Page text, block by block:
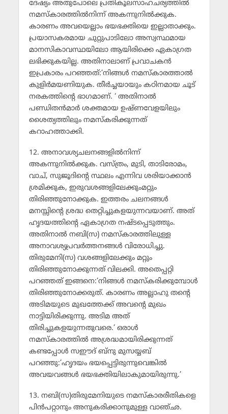
ദേഷ്യം അതുപോലെ പ്രതികൂലസാഹചര്യത്തില്‍
നമസ്‌കാരത്തില്‍നിന്ന് അകന്നുനില്‍ക്കുക.
കാരണം അവയെല്ലാം ഭയഭക്തിയെ ഇല്ലാതാക്കും.
പ്രയാസകരമായ ചുറ്റുപാടിലോ അസ്വസ്ഥമായ
മാനസികാവസ്ഥയിലോ ആയിരിക്കെ ഏകാഗ്രത
ലഭിക്കുകയില്ല. അതിനാലാണ് പ്രവാചകന്‍
ഇപ്രകാരം പറഞ്ഞത്:’നിങ്ങള്‍ നമസ്‌കാരത്താല്‍
കുളിര്‍മയണിയുക. തീര്‍ച്ചയായും കഠിനമായ ചൂട്
നരകത്തിന്റെ ഭാഗമാണ്. ‘ അതിനാല്‍
പണ്ഡിതന്‍മാര്‍ ശക്തമായ ഉഷ്ണവേളയിലും
ശൈത്യത്തിലും നമസ്‌കരിക്കുന്നത്
കറാഹത്താക്കി.
12. അനാവശ്യചലനങ്ങളില്‍നിന്ന്
അകന്നുനില്‍ക്കുക. വസ്ത്രം, മുടി, താടിരോമം,
വാച്, സുജൂദിന്റെ സ്ഥലം എന്നിവ ശരിയാക്കാന്‍
ശ്രമിക്കുക, ഇരുവശങ്ങളിലേക്കുംമറ്റും
തിരിഞ്ഞുനോക്കുക. ഇത്തരം ചലനങ്ങള്‍
മനസ്സിന്റെ ശ്രദ്ധ തെറ്റിച്ചുകളയുന്നവയാണ്. അത്
ഹൃദയത്തിന്റെ ഏകാഗ്രത നഷ്ടപ്പെടുത്തും.
അതിനാല്‍ നബി(സ) നമസ്‌കാരത്തിലുള്ള
അനാവശ്യപ്രവര്‍ത്തനങ്ങള്‍ വിരോധിച്ചു.
തിരുമേനി(സ) വശങ്ങളിലേക്കും മറ്റും
തിരിഞ്ഞുനോക്കുന്നത് വിലക്കി. അതെപ്പറ്റി
പറഞ്ഞത് ഇങ്ങനെ:’നിങ്ങള്‍ നമസ്‌കരിക്കുമ്പോള്‍
തിരിഞ്ഞുനോക്കരുത്. കാരണം അല്ലാഹു തന്റെ
അടിമയുടെ മുഖത്തേക്ക് അവന്റെ മുഖം
നാട്ടിയിരിക്കുന്നു. അടിമ അത്
തിരിച്ചുകളയുന്നതുവരെ.’ ഒരാള്‍
നമസ്‌കാരത്തില്‍ അശ്രദ്ധമായിരിക്കുന്നത്
കണ്ടപ്പോള്‍ സഈദ് ബ്‌നു മുസയ്യബ്
പറഞ്ഞു:’ഹൃദയം ഭയപ്പെട്ടിരുന്നുവെങ്കില്‍
അവയവങ്ങള്‍ ഭയഭക്തിയിലാകുമായിരുന്നു.’
13. നബി(സ)തിരുമേനിയുടെ നമസ്‌കാരരീതികളെ
പിന്‍പറ്റാനും അനുകരിക്കാനുമുള്ള വാഞ്ഛ.